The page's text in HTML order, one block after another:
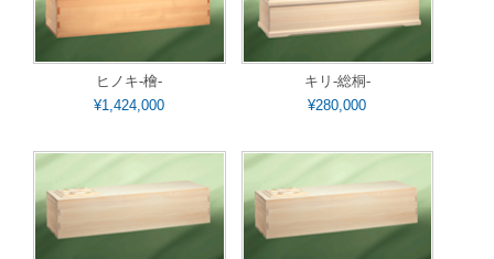
ヒノキ-檜-
¥1,424,000
キリ-総桐-
¥280,000